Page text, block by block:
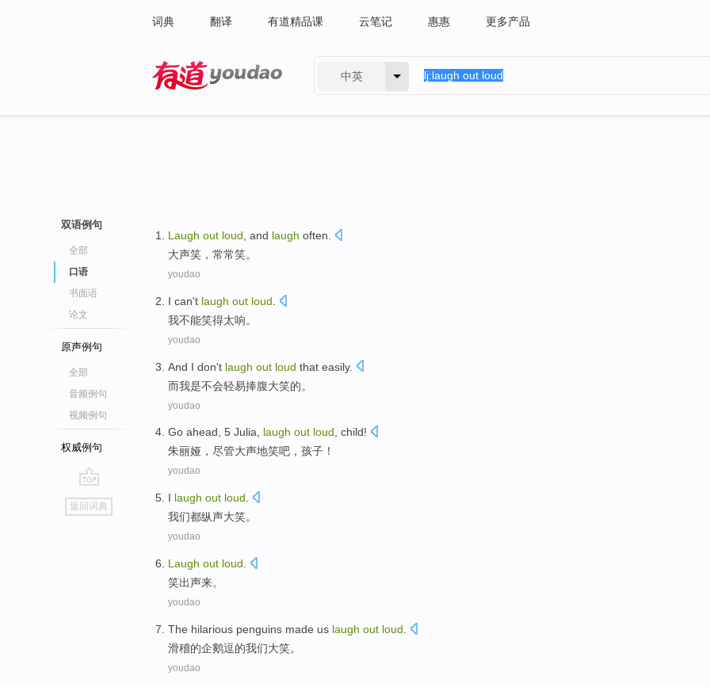
词典 翻译 有道精品课 云笔记 惠惠 更多产品
中英
双语例句
全部
口语
书面语
论文
原声例句
全部
音频例句
视频例句
权威例句
go
top
返回词典
Laugh out loud , and laugh often
大声笑 ， 常常笑。
youdao
I can't laugh out loud
我不能笑得太响。
youdao
And I don't laugh out loud that easily.
而我是不会轻易捧腹大笑的。
youdao
Go ahead, 5 Julia, laugh out loud, child!
朱丽娅 ，尽管大声地笑吧， 孩子 ！
youdao
I laugh out loud
我们都纵声大笑。
youdao
Laugh out loud
笑出声来。
youdao
The hilarious penguins made us laugh out loud
滑稽的企鹅逗的我们大笑。
youdao